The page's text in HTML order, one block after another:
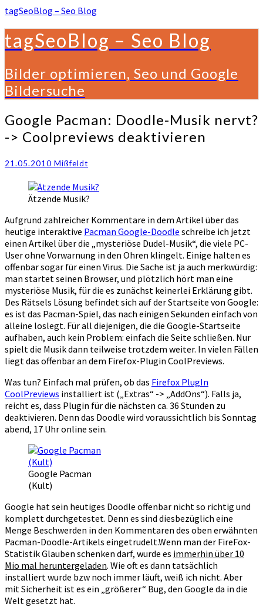
tagSeoBlog – Seo Blog
tagSeoBlog – Seo Blog
Bilder optimieren, Seo und Google
Bildersuche
Google
Pacman:
Doodle-
nervt?
Coolpreviews
Google Pacman: Doodle-Musik nervt?
-> Coolpreviews deaktivieren
21.05.2010 Mißfeldt
Ätzende Musik?
Aufgrund zahlreicher Kommentare in dem Artikel über das
heutige interaktive Pacman Google-Doodle schreibe ich jetzt
einen Artikel über die „mysteriöse Dudel-Musik“, die viele PC-
User ohne Vorwarnung in den Ohren klingelt. Einige halten es
offenbar sogar für einen Virus. Die Sache ist ja auch merkwürdig:
man startet seinen Browser, und plötzlich hört man eine
mysteriöse Musik, für die es zunächst keinerlei Erklärung gibt.
Des Rätsels Lösung befindet sich auf der Startseite von Google:
es ist das Pacman-Spiel, das nach einigen Sekunden einfach von
alleine loslegt. Für all diejenigen, die die Google-Startseite
aufhaben, auch kein Problem: einfach die Seite schließen. Nur
spielt die Musik dann teilweise trotzdem weiter. In vielen Fällen
liegt das offenbar an dem Firefox-Plugin CoolPreviews.
Was tun? Einfach mal prüfen, ob das Firefox PlugIn
CoolPreviews installiert ist („Extras“ -> „AddOns“). Falls ja,
reicht es, dass Plugin für die nächsten ca. 36 Stunden zu
deaktivieren. Denn das Doodle wird voraussichtlich bis Sonntag
abend, 17 Uhr online sein.
Google Pacman
(Kult)
Google hat sein heutiges Doodle offenbar nicht so richtig und
komplett durchgetestet. Denn es sind diesbezüglich eine
Menge Beschwerden in den Kommentaren des oben erwähnten
Pacman-Doodle-Artikels eingetrudelt.Wenn man der FireFox-
Statistik Glauben schenken darf, wurde es immerhin über 10
Mio mal heruntergeladen. Wie oft es dann tatsächlich
installiert wurde bzw noch immer läuft, weiß ich nicht. Aber
mit Sicherheit ist es ein „größerer“ Bug, den Google da in die
Welt gesetzt hat.